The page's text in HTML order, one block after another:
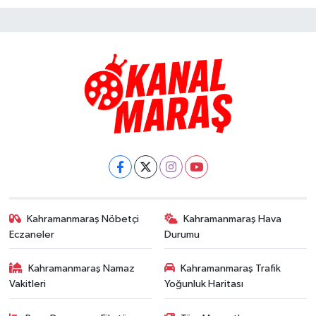
Kahramanmaraş Nöbetçi
Eczaneler
Kahramanmaraş Hava
Durumu
Kahramanmaraş Namaz
Vakitleri
Kahramanmaraş Trafik
Yoğunluk Haritası